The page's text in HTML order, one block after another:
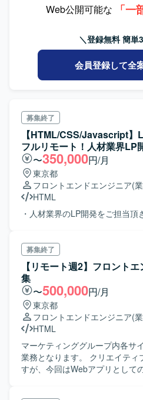
程の経験を積むことができます
そのまま後続工程の設計・開発
LAMP構成を想定したWebアプ
た要件定義を行っていただきます
ーディングWeb公開可能な
「一
＼登録無料 簡単
会員登録して全
募集終了
【HTML/CSS/Javascript】
フルリモート！人材業界LP
〜350,000円/月
東京都
フロントエンドエンジニア(
HTML
・人材業界のLP開発をご担当頂
募集終了
【リモート週2】フロント
集
〜500,000円/月
東京都
フロントエンドエンジニア(
HTML
マーケティンググループ内各サ
業務となります。 クリエイティ
すが、今回はWebアプリとして